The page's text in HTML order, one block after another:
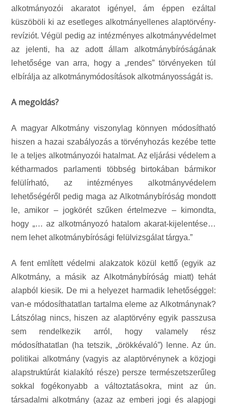
alkotmányozói akaratot igényel, ám éppen ezáltal
küszöböli ki az esetleges alkotmányellenes alaptörvény-
revíziót. Végül pedig az intézményes alkotmányvédelmet
az jelenti, ha az adott állam alkotmánybíróságának
lehetősége van arra, hogy a „rendes” törvényeken túl
elbírálja az alkotmánymódosítások alkotmányosságát is.
A megoldás?
A magyar Alkotmány viszonylag könnyen módosítható
hiszen a hazai szabályozás a törvényhozás kezébe tette
le a teljes alkotmányozói hatalmat. Az eljárási védelem a
kétharmados parlamenti többség birtokában bármikor
felülírható, az intézményes alkotmányvédelem
lehetőségéről pedig maga az Alkotmánybíróság mondott
le, amikor – jogkörét szűken értelmezve – kimondta,
hogy „… az alkotmányozó hatalom akarat-kijelentése…
nem lehet alkotmánybírósági felülvizsgálat tárgya.”
A fent említett védelmi alakzatok közül kettő (egyik az
Alkotmány, a másik az Alkotmánybíróság miatt) tehát
alapból kiesik. De mi a helyezet harmadik lehetőséggel:
van-e módosíthatatlan tartalma eleme az Alkotmánynak?
Látszólag nincs, hiszen az alaptörvény egyik passzusa
sem rendelkezik arról, hogy valamely rész
módosíthatatlan (ha tetszik, „örökkévaló”) lenne. Az ún.
politikai alkotmány (vagyis az alaptörvénynek a közjogi
alapstruktúrát kialakító része) persze természetszerűleg
sokkal fogékonyabb a változtatásokra, mint az ún.
társadalmi alkotmány (azaz az emberi jogi és alapjogi